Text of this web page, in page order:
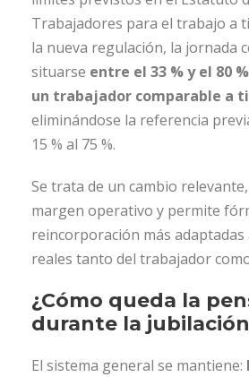
Trabajadores para el trabajo a
la nueva regulación, la jornada
situarse entre el 33 % y el 80
un trabajador comparable a
eliminándose la referencia
15 % al 75 %.
Se trata de un cambio
margen operativo y permite
reincorporación más adaptadas
reales tanto del trabajador
¿Cómo queda la
durante la
El sistema general se mantiene: